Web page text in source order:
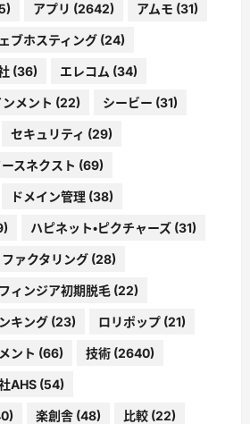
アプリ (2642) アムモ (31)
ブホスティング (24)
(36) エレコム (34)
ンメント (22) シービー (31)
セキュリティ (29)
スネクスト (69)
ドメイン管理 (38)
ハピネット・ピクチャーズ (31)
ファクタリング (28)
フィンジア初期脱毛 (22)
キング (23) ロリポップ (21)
ント (66) 技術 (2640)
AHS (54)
楽創舎 (48) 比較 (22)